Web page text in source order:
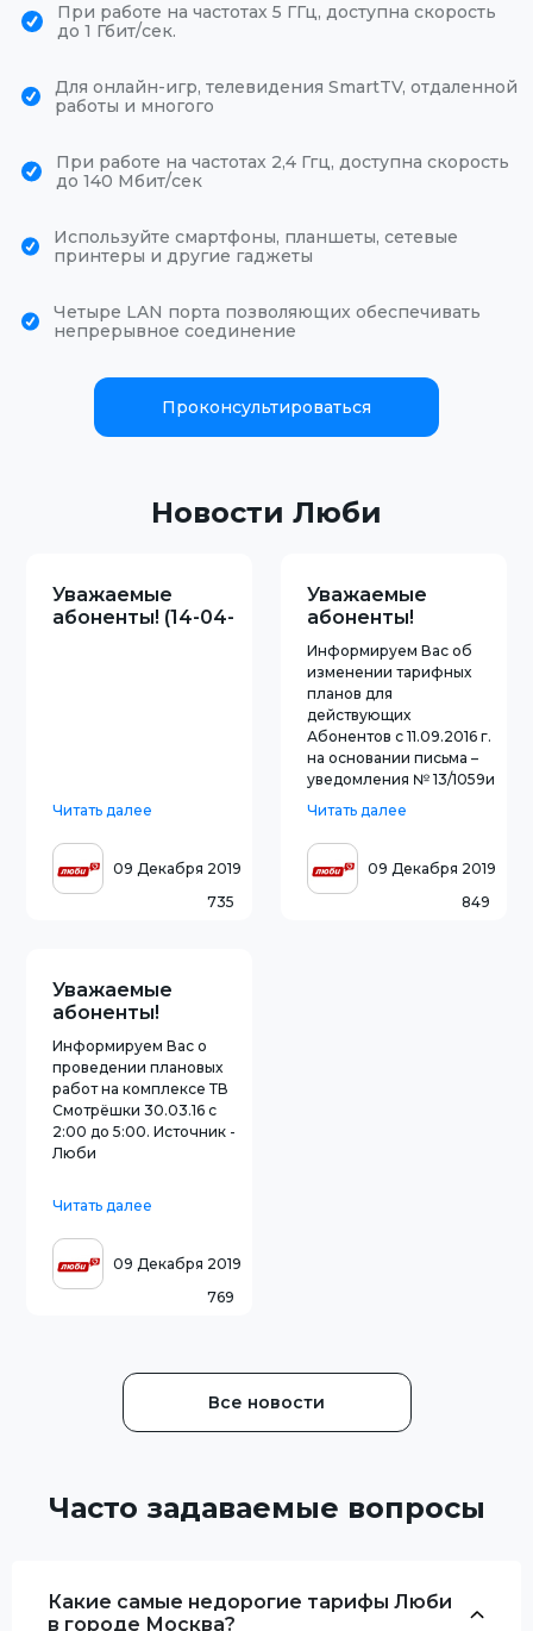
При работе на частотах 5 ГГц, доступна скорость
до 1 Гбит/сек.
Для онлайн-игр, телевидения SmartTV, отдаленной
работы и многого
При работе на частотах 2,4 Ггц, доступна скорость
до 140 Мбит/сек
Используйте смартфоны, планшеты, сетевые
принтеры и другие гаджеты
Четыре LAN порта позволяющих обеспечивать
непрерывное соединение
Проконсультироваться
Новости Люби
Уважаемые
абоненты! (14-04-
Читать далее
09 Декабря 2019
735
Уважаемые
абоненты!
Информируем Вас об
изменении тарифных
планов для
действующих
Абонентов с 11.09.2016 г.
на основании письма –
уведомления № 13/1059и
от 01.09.2016 ПАО «МТС»
(Оператора
международной и
междугородней связи).
Источник - Люби
Читать далее
09 Декабря 2019
849
Уважаемые
абоненты!
Информируем Вас о
проведении плановых
работ на комплексе ТВ
Смотрёшки 30.03.16 с
2:00 до 5:00. Источник -
Люби
Читать далее
09 Декабря 2019
769
Все новости
Часто задаваемые вопросы
Какие самые недорогие тарифы Люби
в городе Москва?